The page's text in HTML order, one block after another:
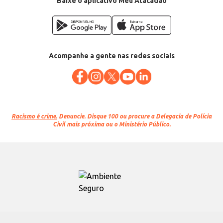
Acompanhe a gente nas redes sociais
Racismo é crime. Denuncie. Disque 100 ou procure a Delegacia de Polícia
Civil mais próxima ou o Ministério Público.